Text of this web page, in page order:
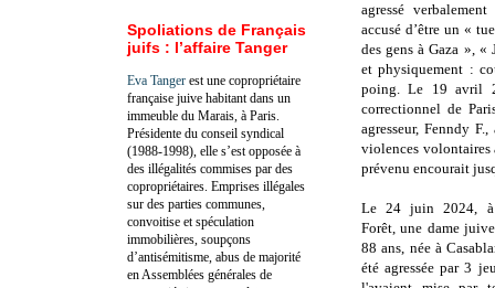
agressé
accusé d’être un «
des gens à Gaza »,
et physiquement :
poing. Le 19 avril
correctionnel de
agresseur, Fenndy
violences volontaires
prévenu encourait
Le 24 juin 2024, à
Forêt, une dame
88 ans, née à
été agressée par 3
Spoliations de Français
juifs : l’affaire Tanger
Eva Tanger est une copropriétaire
française juive habitant dans un
immeuble du Marais, à Paris.
Présidente du conseil syndical
(1988-1998), elle s’est opposée à
des illégalités commises par des
copropriétaires. Emprises illégales
sur des parties communes,
convoitise et spéculation
immobilières, soupçons
d’antisémitisme, abus de majorité
en Assemblées générales de